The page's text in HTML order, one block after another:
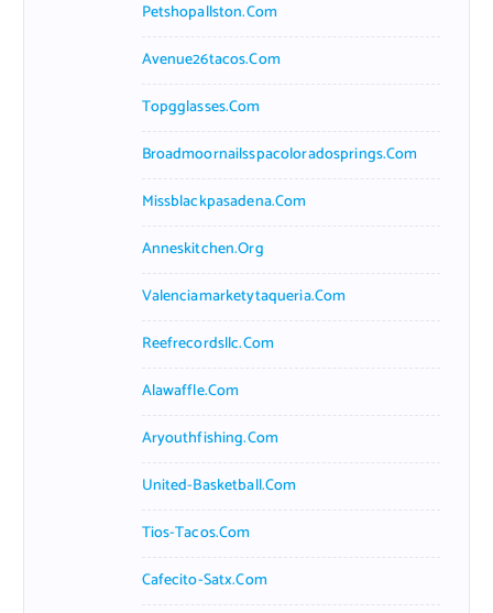
Petshopallston.com
Avenue26tacos.com
Topgglasses.com
Broadmoornailsspacoloradosprings.com
Missblackpasadena.com
Anneskitchen.org
Valenciamarketytaqueria.com
Reefrecordsllc.com
Alawaffle.com
Aryouthfishing.com
United-Basketball.com
Tios-Tacos.com
Cafecito-Satx.com